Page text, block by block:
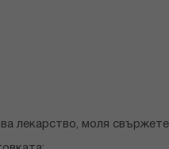
лекарство, моля